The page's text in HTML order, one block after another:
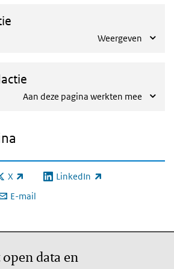
Weergeven
Aan deze pagina werkten mee
X link) LinkedIn
(externe link)
E-mail
data en